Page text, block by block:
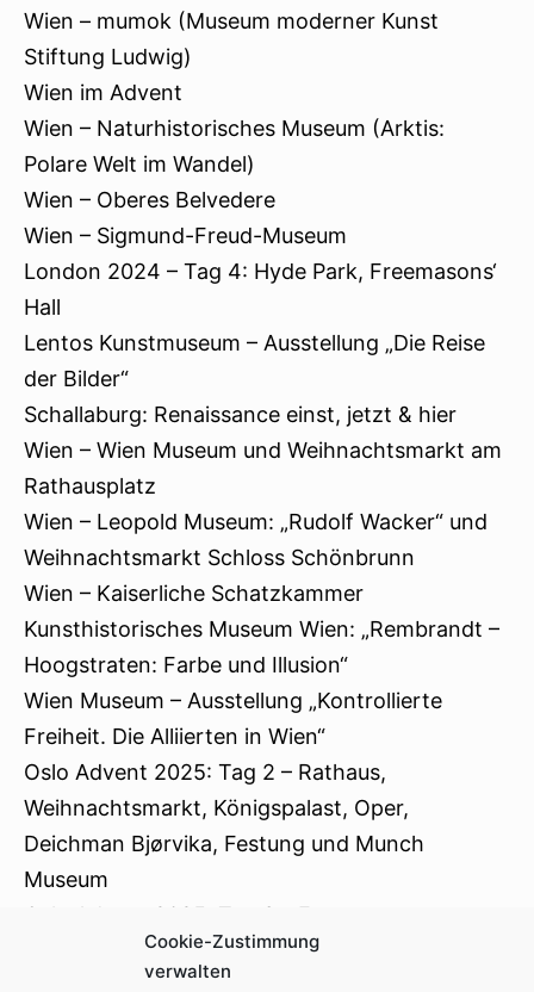
Cookie-Zustimmung
verwalten
Wien – mumok (Museum moderner Kunst
Stiftung Ludwig)
Wien im Advent
Wien – Naturhistorisches Museum (Arktis:
Polare Welt im Wandel)
Wien – Oberes Belvedere
Wien – Sigmund-Freud-Museum
London 2024 – Tag 4: Hyde Park, Freemasons‘
Hall
Lentos Kunstmuseum – Ausstellung „Die Reise
der Bilder“
Schallaburg: Renaissance einst, jetzt & hier
Wien – Wien Museum und Weihnachtsmarkt am
Rathausplatz
Wien – Leopold Museum: „Rudolf Wacker“ und
Weihnachtsmarkt Schloss Schönbrunn
Wien – Kaiserliche Schatzkammer
Kunsthistorisches Museum Wien: „Rembrandt –
Hoogstraten: Farbe und Illusion“
Wien Museum – Ausstellung „Kontrollierte
Freiheit. Die Alliierten in Wien“
Oslo Advent 2025: Tag 2 – Rathaus,
Weihnachtsmarkt, Königspalast, Oper,
Deichman Bjørvika, Festung und Munch
Museum
Oslo Advent 2025: Tag 3 – Frammuseum,
Hafenpromenade